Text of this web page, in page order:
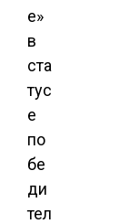
е»
в
ста
тус
е
по
бе
ди
тел